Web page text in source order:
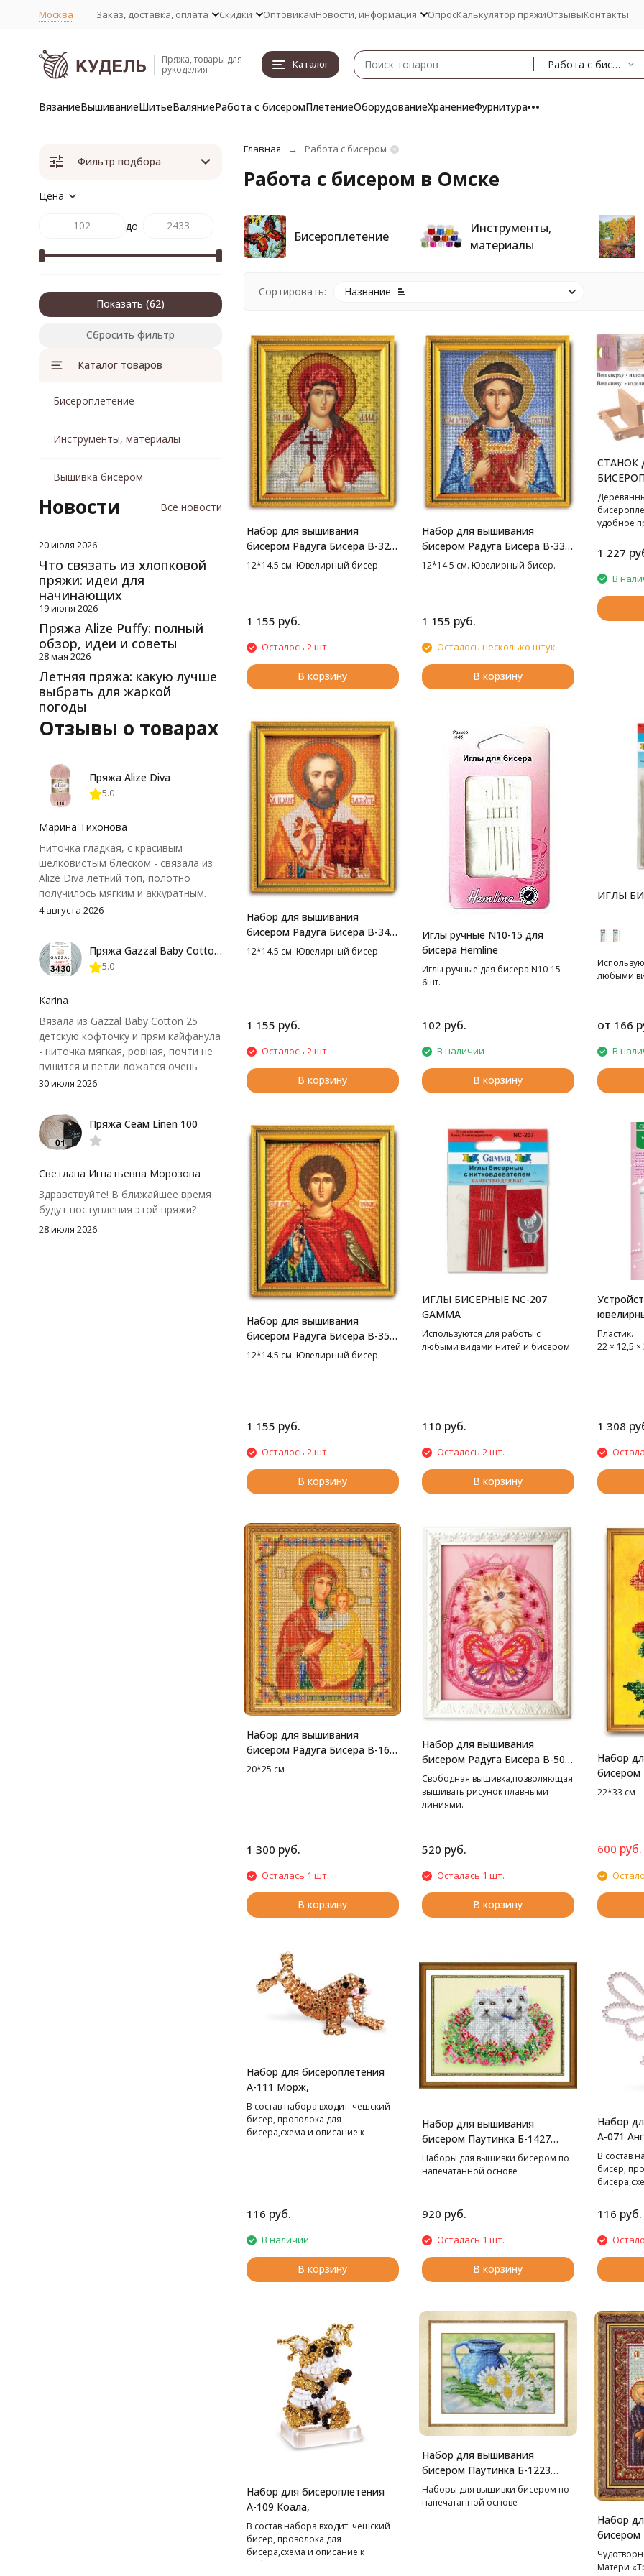
Москва Заказ, доставка, оплата Скидки ОптовикамНовости, информация ОпросКалькулятор пряжиОтзывыКонтакты
Пряжа, товары для
рукоделия
Каталог Работа с бисером
ВязаниеВышиваниеШитьеВаляниеРабота с бисеромПлетениеОборудованиеХранениеФурнитура
Главная Работа с бисером
Работа с бисером в Омске
Бисероплетение
Инструменты,
материалы
Сортировать: Название
Набор для вышивания
бисером Радуга Бисера В-326
Св. Алла, 12*14.5 см
12*14.5 см. Ювелирный бисер.
1 155 руб.
Осталось 2 шт.
В корзину
Набор для вышивания
бисером Радуга Бисера В-334
Св. Кристина, 12*14.5 см
12*14.5 см. Ювелирный бисер.
1 155 руб.
Осталось несколько штук
В корзину
СТАНОК
удобное
которое
без
37,5х10 см.
1 227
В
Набор для вышивания
бисером Радуга Бисера В-347
Св. Иоанн Златоуст, 12*14.5
12*14.5 см. Ювелирный бисер.
1 155 руб.
Осталось 2 шт.
В корзину
Иглы ручные N10-15 для
бисера Hemline
Иглы ручные для бисера N10-15
6шт.
102 руб.
В наличии
В корзину
ИГЛЫ
любыми
от 166
В
Набор для вышивания
бисером Радуга Бисера В-352
Св. Трифон, 12*14.5 см
12*14.5 см. Ювелирный бисер.
1 155 руб.
Осталось 2 шт.
В корзину
ИГЛЫ БИСЕРНЫЕ NC-207
GAMMA
Используются для работы с
любыми видами нитей и бисером.
110 руб.
Осталось 2 шт.
В корзину
Clover
Пластик.
22 × 12,5 ×
1 308
Набор для вышивания
бисером Радуга Бисера В-163
Смоленская богородица,
20*25 см
1 300 руб.
Осталась 1 шт.
В корзину
Набор для вышивания
бисером Радуга Бисера В-508
Путешественница, 13*18 см
Свободная вышивка,позволяющая
вышивать рисунок плавными
линиями.
520 руб.
Осталась 1 шт.
В корзину
Набор
бисером
Фаворит,
22*33 см
600 руб.
Набор для бисероплетения
А-111 Морж,
В cостав набора входит: чешский
бисер, проволока для
бисера,схема и описание к
работе.
116 руб.
В наличии
В корзину
Набор для вышивания
бисером Паутинка Б-1427
Очаровашки, 18*24 см
Наборы для вышивки бисером по
напечатанной основе
920 руб.
Осталась 1 шт.
В корзину
Набор
А-071
В cостав
бисер,
работе.
116 руб.
Набор для бисероплетения
А-109 Коала,
В cостав набора входит: чешский
бисер, проволока для
бисера,схема и описание к
работе.
Набор для вышивания
бисером Паутинка Б-1223
Деревенский натюрморт,
27*19 см
Наборы для вышивки бисером по
напечатанной основе
Набор
бисером
Матери
Фильтр подбора
Цена
до
Показать
Сбросить фильтр
Каталог товаров
Бисероплетение
Инструменты, материалы
Вышивка бисером
Новости Все новости
20 июля 2026
Что связать из хлопковой
пряжи: идеи для
начинающих
19 июня 2026
Пряжа Alize Puffy: полный
обзор, идеи и советы
28 мая 2026
Летняя пряжа: какую лучше
выбрать для жаркой
погоды
Отзывы о товарах
Пряжа Alize Diva
5.0
Марина Тихонова
Ниточка гладкая, с красивым
шелковистым блеском - связала из
Alize Diva летний топ, полотно
получилось мягким и аккуратным.
Петли хорошо видны, вяжется
нюанс - пряжа немного скользит и
иногда расслаивается, пришлось
крючок поудобнее.
4 августа 2026
Пряжа Gazzal Baby Cotton 25
5.0
Karina
Вязала из Gazzal Baby Cotton 25
детскую кофточку и прям кайфанула
- ниточка мягкая, ровная, почти не
пушится и петли ложатся очень
аккуратно. После стирки полотно
потеряло, цвет тоже не стал
тусклее. Единственный нюанс -
моточки маленькие, расход лучше
чуть-чуть не хватило))
30 июля 2026
Пряжа Сеам Linen 100
Светлана Игнатьевна Морозова
Здравствуйте! В ближайшее время
будут поступления этой пряжи?
28 июля 2026